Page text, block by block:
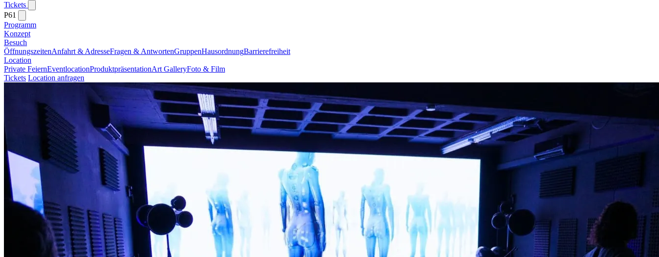
Tickets
P61
Programm
Konzept
Besuch
ÖffnungszeitenAnfahrt & AdresseFragen & AntwortenGruppenHausordnungBarrierefreiheit
Location
Private FeiernEventlocationProduktpräsentationArt GalleryFoto & Film
Tickets Location anfragen